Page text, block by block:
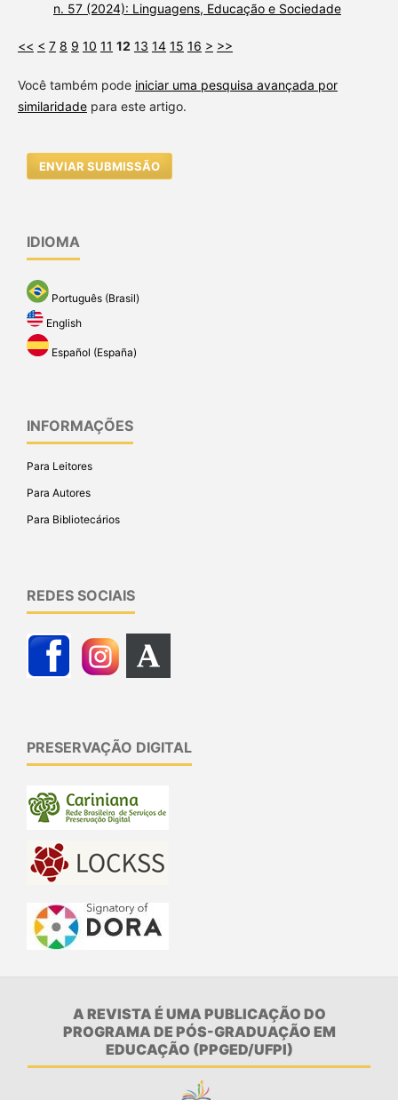
n. 57 (2024): Linguagens, Educação e Sociedade
<< < 7 8 9 10 11 12 13 14 15 16 > >>
Você também pode iniciar uma pesquisa avançada por
similaridadepara este artigo.
ENVIAR SUBMISSÃO
IDIOMA
Português (Brasil)
English
Español (España)
INFORMAÇÕES
Para Leitores
Para Autores
Para Bibliotecários
REDES SOCIAIS
PRESERVAÇÃO DIGITAL
A REVISTA É UMA PUBLICAÇÃO DO
PROGRAMA DE PÓS-GRADUAÇÃO EM
EDUCAÇÃO (PPGED/UFPI)